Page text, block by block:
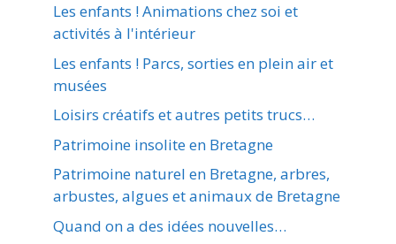
Les enfants ! Animations chez soi et
activités à l'intérieur
Les enfants ! Parcs, sorties en plein air et
musées
Loisirs créatifs et autres petits trucs…
Patrimoine insolite en Bretagne
Patrimoine naturel en Bretagne, arbres,
arbustes, algues et animaux de Bretagne
Quand on a des idées nouvelles…